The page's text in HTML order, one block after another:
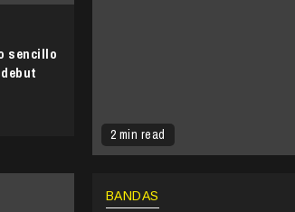
sencillo
2 min read
BANDAS